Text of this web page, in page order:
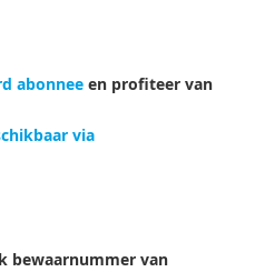
abonnee en profiteer van
via
bewaarnummer van